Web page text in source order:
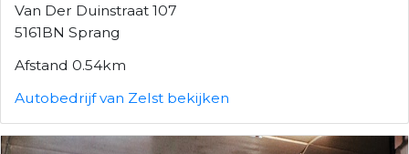
Van Der Duinstraat 107
5161BN Sprang
Afstand 0.54km
Autobedrijf van Zelst bekijken